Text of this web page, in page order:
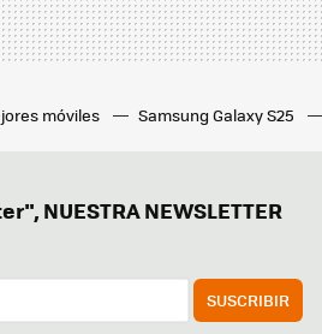
móviles Samsung Galaxy S25
NUESTRA NEWSLETTER
SUSCRIBIR